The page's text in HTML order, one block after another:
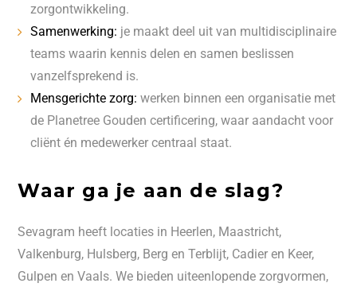
zorgontwikkeling.
Samenwerking: je maakt deel uit van multidisciplinaire
teams waarin kennis delen en samen beslissen
vanzelfsprekend is.
Mensgerichte zorg: werken binnen een organisatie met
de Planetree Gouden certificering, waar aandacht voor
cliënt én medewerker centraal staat.
Waar ga je aan de slag?
Sevagram heeft locaties in Heerlen, Maastricht,
Valkenburg, Hulsberg, Berg en Terblijt, Cadier en Keer,
Gulpen en Vaals. We bieden uiteenlopende zorgvormen,